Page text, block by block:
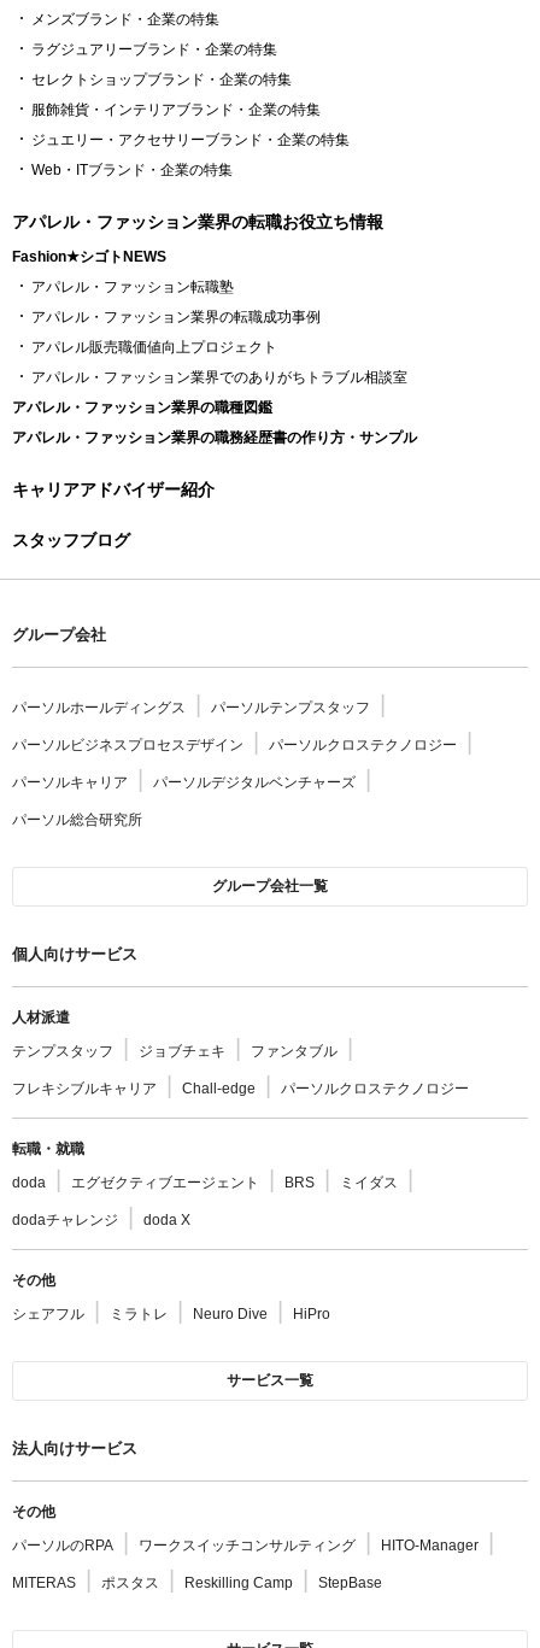
メンズブランド・企業の特集
ラグジュアリーブランド・企業の特集
セレクトショップブランド・企業の特集
服飾雑貨・インテリアブランド・企業の特集
ジュエリー・アクセサリーブランド・企業の特集
Web・ITブランド・企業の特集
アパレル・ファッション業界の転職お役立ち情報
Fashion★シゴトNEWS
アパレル・ファッション転職塾
アパレル・ファッション業界の転職成功事例
アパレル販売職価値向上プロジェクト
アパレル・ファッション業界でのありがちトラブル相談室
アパレル・ファッション業界の職種図鑑
アパレル・ファッション業界の職務経歴書の作り方・サンプル
キャリアアドバイザー紹介
スタッフブログ
グループ会社
パーソルホールディングス パーソルテンプスタッフ
パーソルビジネスプロセスデザイン パーソルクロステクノロジー
パーソルキャリア パーソルデジタルベンチャーズ
パーソル総合研究所
グループ会社一覧
個人向けサービス
人材派遣
テンプスタッフ
ジョブチェキ ファンタブル
フレキシブルキャリア Chall-edge パーソルクロステクノロジー
転職・就職
doda
エグゼクティブエージェント BRS ミイダス
dodaチャレンジ doda X
その他
シェアフル
ミラトレ Neuro Dive HiPro
サービス一覧
法人向けサービス
その他
パーソルのRPA
ワークスイッチコンサルティング HITO-Manager
MITERAS ポスタス Reskilling Camp StepBase